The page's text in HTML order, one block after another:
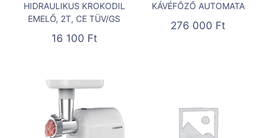
HIDRAULIKUS KROKODIL
EMELŐ, 2T, CE TÜV/GS
16 100 Ft
KÁVÉFŐZŐ AUTOMATA
276 000 Ft